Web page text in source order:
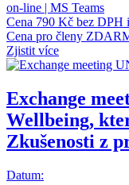
on-line | MS Teams
Cena 790 Kč bez DPH i
Cena pro členy
Zjistit více
Exchange
Wellbeing,
Zkušenosti z
Datum: